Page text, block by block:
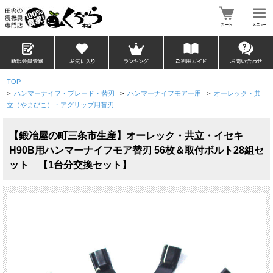
TOP
> ハンマーナイフ・ブレード・替刃 > ハンマーナイフモアー用 > オーレック・共
立（やまびこ）・アグリップ用替刃
【鍛冶屋の町三条市生産】オーレック・共立・イセキ
H90B用ハンマーナイフモア替刃 56枚＆取付ボルト28組セ
ット 【1台分交換セット】